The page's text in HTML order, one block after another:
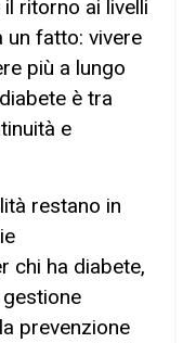
ritorno ai livelli
un fatto: vivere
più a lungo
è tra
e
restano in
chi ha diabete,
prevenzione